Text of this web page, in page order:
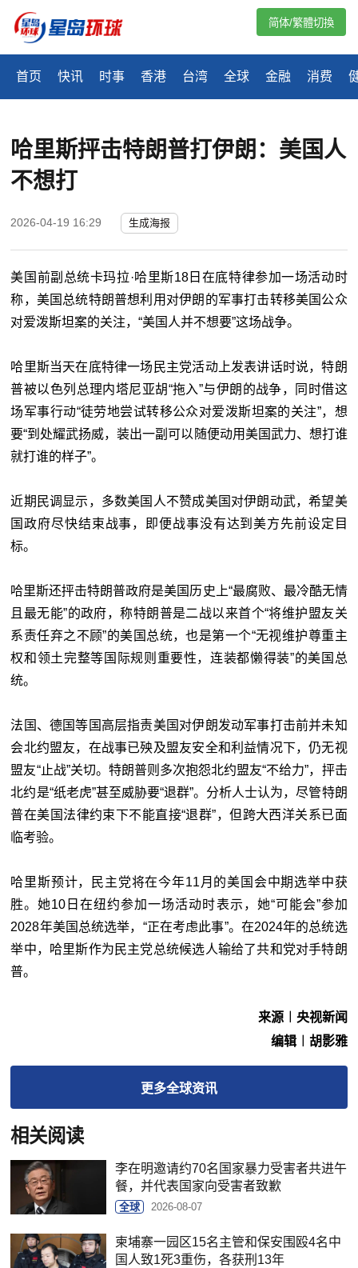
首页 快讯 时事 香港 台湾 全球 金融 消费
简体/繁體切換
哈里斯抨击特朗普打伊朗：美国人
不想打
2026-04-19 16:29 生成海报
美国前副总统卡玛拉·哈里斯18日在底特律参加一场活动时
称，美国总统特朗普想利用对伊朗的军事打击转移美国公众
对爱泼斯坦案的关注，“美国人并不想要”这场战争。
哈里斯当天在底特律一场民主党活动上发表讲话时说，特朗
普被以色列总理内塔尼亚胡“拖入”与伊朗的战争，同时借这
场军事行动“徒劳地尝试转移公众对爱泼斯坦案的关注”，想
要“到处耀武扬威，装出一副可以随便动用美国武力、想打谁
就打谁的样子”。
近期民调显示，多数美国人不赞成美国对伊朗动武，希望美
国政府尽快结束战事，即便战事没有达到美方先前设定目
标。
哈里斯还抨击特朗普政府是美国历史上“最腐败、最冷酷无情
且最无能”的政府，称特朗普是二战以来首个“将维护盟友关
系责任弃之不顾”的美国总统，也是第一个“无视维护尊重主
权和领土完整等国际规则重要性，连装都懒得装”的美国总
统。
法国、德国等国高层指责美国对伊朗发动军事打击前并未知
会北约盟友，在战事已殃及盟友安全和利益情况下，仍无视
盟友“止战”关切。特朗普则多次抱怨北约盟友“不给力”，抨击
北约是“纸老虎”甚至威胁要“退群”。分析人士认为，尽管特朗
普在美国法律约束下不能直接“退群”，但跨大西洋关系已面
临考验。
哈里斯预计，民主党将在今年11月的美国会中期选举中获
胜。她10日在纽约参加一场活动时表示，她“可能会”参加
2028年美国总统选举，“正在考虑此事”。在2024年的总统选
举中，哈里斯作为民主党总统候选人输给了共和党对手特朗
普。
来源︱央视新闻
编辑︱胡影雅
更多全球资讯
相关阅读
李在明邀请约70名国家暴力受害者共进午
餐，并代表国家向受害者致歉
全球 2026-08-07
柬埔寨一园区15名主管和保安围殴4名中
国人致1死3重伤，各获刑13年